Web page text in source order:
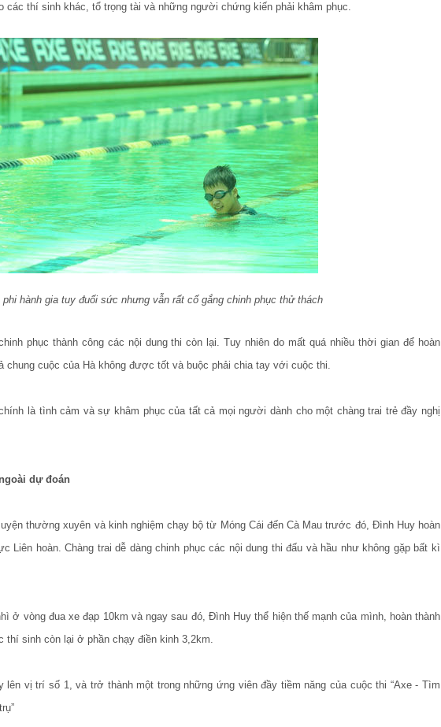
các thí sinh khác, tổ trọng tài và những người chứng kiến phải khâm phục.
phi hành gia tuy đuối sức nhưng vẫn rất cố gắng chinh phục thử thách
phục thành công các nội dung thi còn lại. Tuy nhiên do mất quá nhiều thời gian để hoàn
chung cuộc của Hà không được tốt và buộc phải chia tay với cuộc thi.
là tình cảm và sự khâm phục của tất cả mọi người dành cho một chàng trai trẻ đầy nghị
dự đoán
thường xuyên và kinh nghiệm chạy bộ từ Móng Cái đến Cà Mau trước đó, Đình Huy hoàn
Liên hoàn. Chàng trai dễ dàng chinh phục các nội dung thi đấu và hầu như không gặp bất kì
ở vòng đua xe đạp 10km và ngay sau đó, Đình Huy thể hiện thế mạnh của mình, hoàn thành
sinh còn lại ở phần chạy điền kinh 3,2km.
vị trí số 1, và trở thành một trong những ứng viên đầy tiềm năng của cuộc thi “Axe - Tìm
”